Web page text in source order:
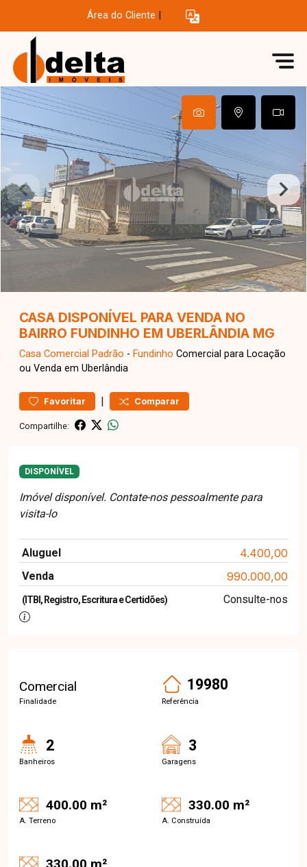
Área do Cliente
CASA DISPONÍVEL PARA VENDA NO
BAIRRO FUNDINHO EM UBERLÂNDIA MG
Casa Comercial Padrão - Fundinho Comercial para Locação
ou Venda em Uberlândia
Favoritar | Comparar
Compartilhe:
DISPONÍVEL
Imóvel disponível. Contate-nos pessoalmente para
visita-lo
Aluguel 4.400,00
Venda 990.000,00
(ITBI, Registro, Escritura e Certidões) Consulte-nos
Comercial
Finalidade
19980
Referência
2
Banheiros
3
Garagens
400.00 m²
A. Terreno
330.00 m²
A. Construída